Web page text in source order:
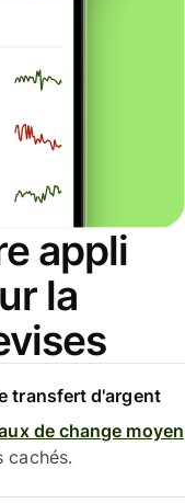
appli
la
transfert d'argent
de change moyen
cachés.